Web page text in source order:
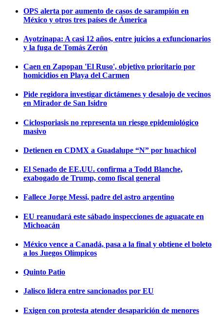
OPS alerta por aumento de casos de sarampión en
México y otros tres países de Ámerica
Ayotzinapa: A casi 12 años, entre juicios a exfuncionarios
y la fuga de Tomás Zerón
Caen en Zapopan 'El Ruso', objetivo prioritario por
homicidios en Playa del Carmen
Pide regidora investigar dictámenes y desalojo de vecinos
en Mirador de San Isidro
Ciclosporiasis no representa un riesgo epidemiológico
masivo
Detienen en CDMX a Guadalupe “N” por huachicol
El Senado de EE.UU. confirma a Todd Blanche,
exabogado de Trump, como fiscal general
Fallece Jorge Messi, padre del astro argentino
EU reanudará este sábado inspecciones de aguacate en
Michoacán
México vence a Canadá, pasa a la final y obtiene el boleto
a los Juegos Olímpicos
Quinto Patio
Jalisco lidera entre sancionados por EU
Exigen con protesta atender desaparición de menores